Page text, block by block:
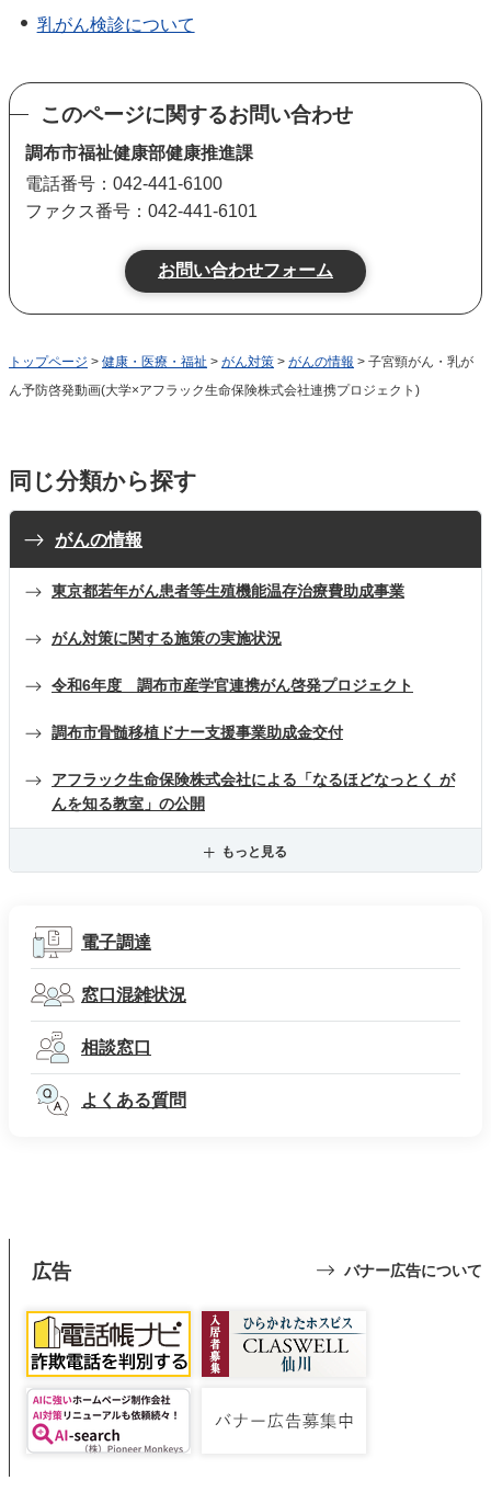
乳がん検診について
このページに関するお問い合わせ
調布市福祉健康部健康推進課
電話番号：042-441-6100
ファクス番号：042-441-6101
トップページ > 健康・医療・福祉 > がん対策 > がんの情報 > 子宮頸がん・乳が
ん予防啓発動画(大学×アフラック生命保険株式会社連携プロジェクト)
同じ分類から探す
がんの情報
東京都若年がん患者等生殖機能温存治療費助成事業
がん対策に関する施策の実施状況
令和6年度 調布市産学官連携がん啓発プロジェクト
調布市骨髄移植ドナー支援事業助成金交付
アフラック生命保険株式会社による「なるほどなっとく が
んを知る教室」の公開
もっと見る
電子調達
窓口混雑状況
相談窓口
よくある質問
広告 バナー広告について